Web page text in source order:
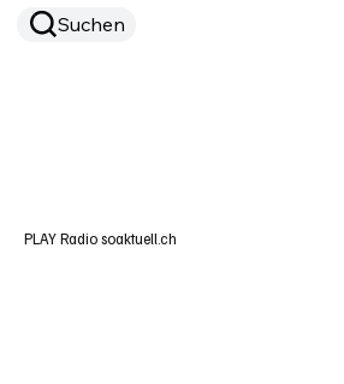
Suchen
PLAY Radio soaktuell.ch